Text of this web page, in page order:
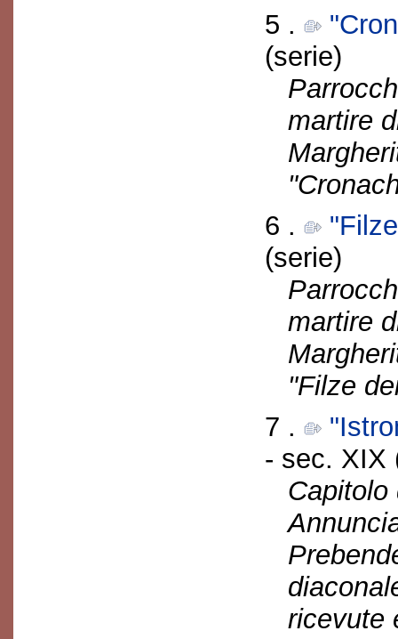
5 .
(serie)
martire
6 .
(serie)
martire
"Filze
7 .
- sec. XIX
Capitolo
ricevute